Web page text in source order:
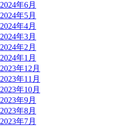
2024年6月
2024年5月
2024年4月
2024年3月
2024年2月
2024年1月
2023年12月
2023年11月
2023年10月
2023年9月
2023年8月
2023年7月